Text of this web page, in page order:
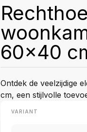
60x40
Ontdek de veelzijdige
cm, een stijlvolle
VARIANT